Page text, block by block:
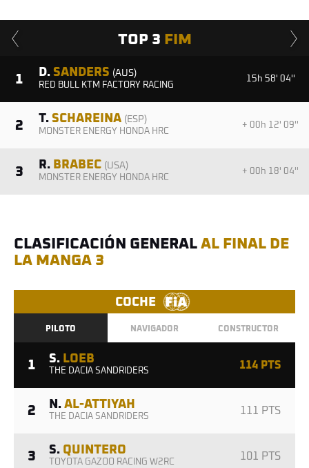
TOP 3 FIM
1 D. SANDERS (AUS)
RED BULL KTM FACTORY RACING
15h 58' 04''
2 T. SCHAREINA (ESP)
MONSTER ENERGY HONDA HRC
+ 00h 12' 09''
3 R. BRABEC (USA)
MONSTER ENERGY HONDA HRC
+ 00h 18' 04''
CLASIFICACIÓN GENERAL AL FINAL DE
LA MANGA 3
COCHE
PILOTO NAVIGADOR CONSTRUCTOR
1 S. LOEB
THE DACIA SANDRIDERS
114 PTS
2 N. AL-ATTIYAH
THE DACIA SANDRIDERS
111 PTS
3 S. QUINTERO
TOYOTA GAZOO RACING W2RC
101 PTS